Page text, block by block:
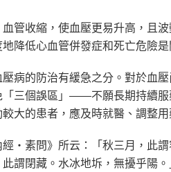
管收縮，使血壓更易升高，且
降低心血管併發症和死亡危險是
病的防治有緩急之分。對於血
「三個誤區」——不願長期持續
大的患者，應及時就醫、調整
經‧素問》所云：「秋三月，此
謂閉藏。水冰地坼，無擾乎陽